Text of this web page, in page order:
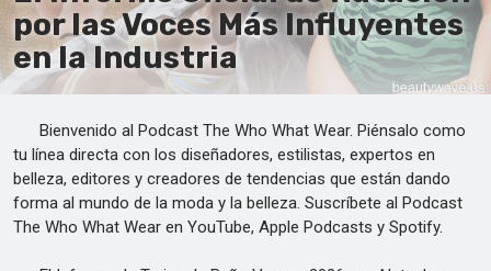
De
por las Voces Más Influyentes
en la Industria
Bienvenido al Podcast The Who What Wear. Piénsalo como
tu línea directa con los diseñadores, estilistas, expertos en
belleza, editores y creadores de tendencias que están dando
forma al mundo de la moda y la belleza. Suscríbete al Podcast
The Who What Wear en YouTube, Apple Podcasts y Spotify.